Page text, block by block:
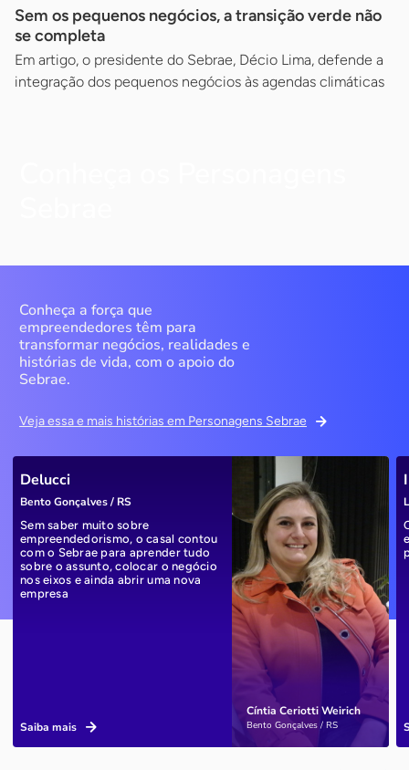
Sem os pequenos negócios, a transição verde não
se completa
Em artigo, o presidente do Sebrae, Décio Lima, defende a
integração dos pequenos negócios às agendas climáticas
Conheça a força que
empreendedores têm para
transformar negócios, realidades e
histórias de vida, com o apoio do
Sebrae.
Veja essa e mais histórias em Personagens Sebrae
Cíntia Ceriotti Weirich
Bento Gonçalves / RS
Delucci
Bento Gonçalves / RS
Sem saber muito sobre
empreendedorismo, o casal contou
com o Sebrae para aprender tudo
sobre o assunto, colocar o negócio
nos eixos e ainda abrir uma nova
empresa
Saiba mais